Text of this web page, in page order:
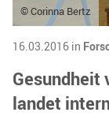
© Corinna Bertz
16.03.2016 in
Gesundheit
landet